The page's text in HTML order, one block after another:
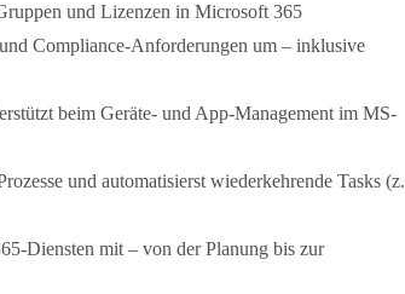
und Lizenzen in Microsoft 365
Compliance-Anforderungen um – inklusive
beim Geräte- und App-Management im MS-
und automatisierst wiederkehrende Tasks (z.
Diensten mit – von der Planung bis zur